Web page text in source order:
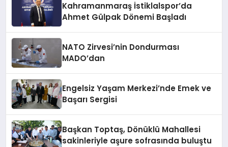
Kahramanmaraş İstiklalspor’da
Ahmet Gülpak Dönemi Başladı
NATO Zirvesi’nin Dondurması
MADO’dan
Engelsiz Yaşam Merkezi’nde Emek ve
Başarı Sergisi
Başkan Toptaş, Dönüklü Mahallesi
sakinleriyle aşure sofrasında buluştu